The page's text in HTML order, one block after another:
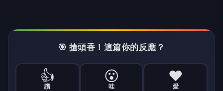
🎯 搶頭香！這篇你的反應？
👍
讚
😮
哇
❤️
愛